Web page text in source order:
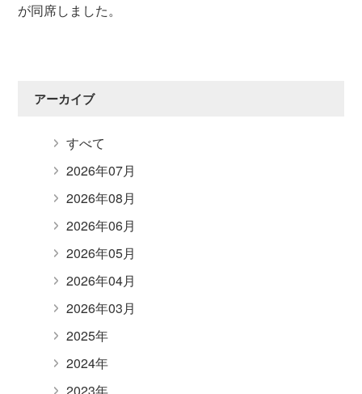
アーカイブ
すべて
2026年07月
2026年08月
2026年06月
2026年05月
2026年04月
2026年03月
2025年
2024年
が同席しました。